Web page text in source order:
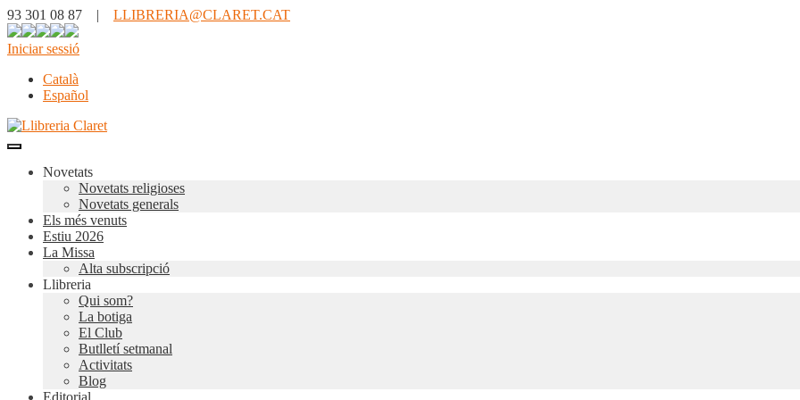
93 301 08 87 | LLIBRERIA@CLARET.CAT
Iniciar sessió
Català
Español
Novetats
Novetats religioses
Novetats generals
Els més venuts
Estiu 2026
La Missa
Alta subscripció
Llibreria
Qui som?
La botiga
El Club
Butlletí setmanal
Activitats
Blog
Editorial